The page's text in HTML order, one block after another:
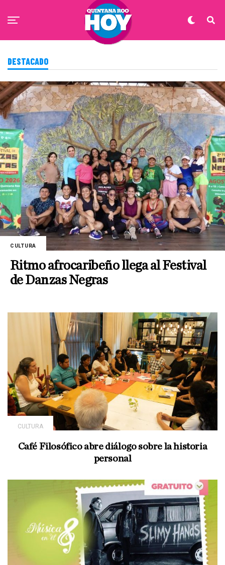
DESTACADO
CULTURA
Ritmo afrocaribeño llega al Festival
de Danzas Negras
CULTURA
Café Filosófico abre diálogo sobre la historia
personal